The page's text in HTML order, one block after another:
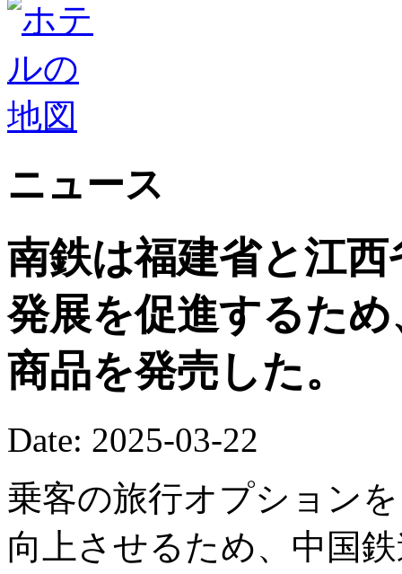
ニュース
南鉄は福建省と江
発展を促進するた
商品を発売した。
Date: 2025-03-22
乗客の旅行オプション
向上させるため、中国